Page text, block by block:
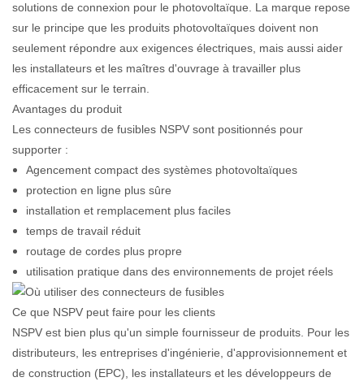
solutions de connexion pour le photovoltaïque. La marque repose
sur le principe que les produits photovoltaïques doivent non
seulement répondre aux exigences électriques, mais aussi aider
les installateurs et les maîtres d'ouvrage à travailler plus
efficacement sur le terrain.
Avantages du produit
Les connecteurs de fusibles NSPV sont positionnés pour
supporter :
Agencement compact des systèmes photovoltaïques
protection en ligne plus sûre
installation et remplacement plus faciles
temps de travail réduit
routage de cordes plus propre
utilisation pratique dans des environnements de projet réels
Ce que NSPV peut faire pour les clients
NSPV est bien plus qu'un simple fournisseur de produits. Pour les
distributeurs, les entreprises d'ingénierie, d'approvisionnement et
de construction (EPC), les installateurs et les développeurs de